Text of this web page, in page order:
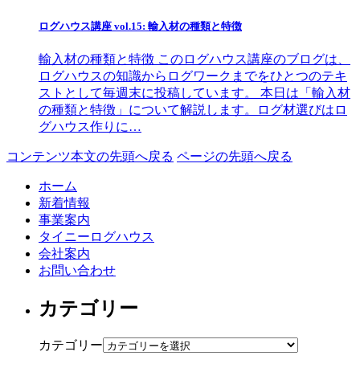
ログハウス講座 vol.15: 輸入材の種類と特徴
輸入材の種類と特徴 このログハウス講座のブログは、
ログハウスの知識からログワークまでをひとつのテキ
ストとして毎週末に投稿しています。 本日は「輸入材
の種類と特徴」について解説します。ログ材選びはロ
グハウス作りに…
コンテンツ本文の先頭へ戻る ページの先頭へ戻る
ホーム
新着情報
事業案内
タイニーログハウス
会社案内
お問い合わせ
カテゴリー
カテゴリー